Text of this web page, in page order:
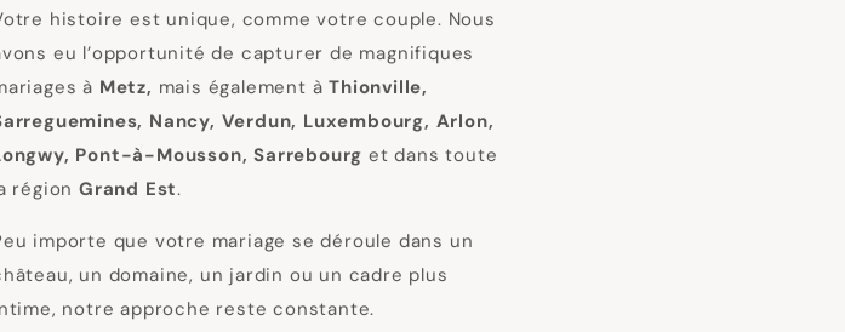
histoire est unique, comme votre couple. Nous
eu l’opportunité de capturer de magnifiques
à Metz, mais également à Thionville,
Nancy, Verdun, Luxembourg, Arlon,
Pont-à-Mousson, Sarrebourg et dans toute
région Grand Est.
importe que votre mariage se déroule dans un
un domaine, un jardin ou un cadre plus
notre approche reste constante.